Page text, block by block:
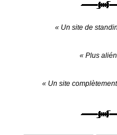
« Un site de
« Plus
« Un site